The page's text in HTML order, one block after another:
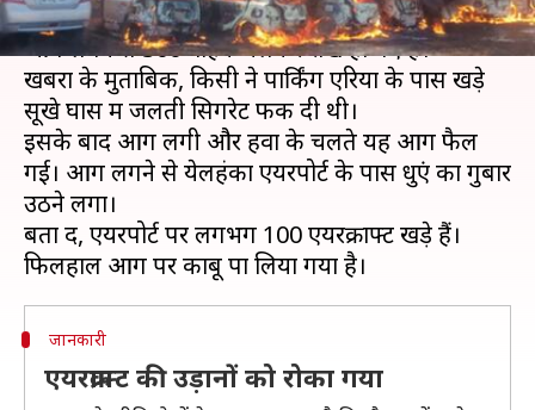
बेंगलुरू में चल रहे एयरो इंडिया शो के पार्किंग एरिया में
आग लगने से 300 वाहन जलकर राख हो गए हैं।
खबरों के मुताबिक, किसी ने पार्किंग एरिया के पास खड़े
सूखे घास में जलती सिगरेट फेंक दी थी।
इसके बाद आग लगी और हवा के चलते यह आग फैल
गई। आग लगने से येलहंका एयरपोर्ट के पास धुएं का गुबार
उठने लगा।
बता दें, एयरपोर्ट पर लगभग 100 एयरक्राफ्ट खड़े हैं।
जानकारी
एयरक्राफ्ट की उड़ानों को रोका गया